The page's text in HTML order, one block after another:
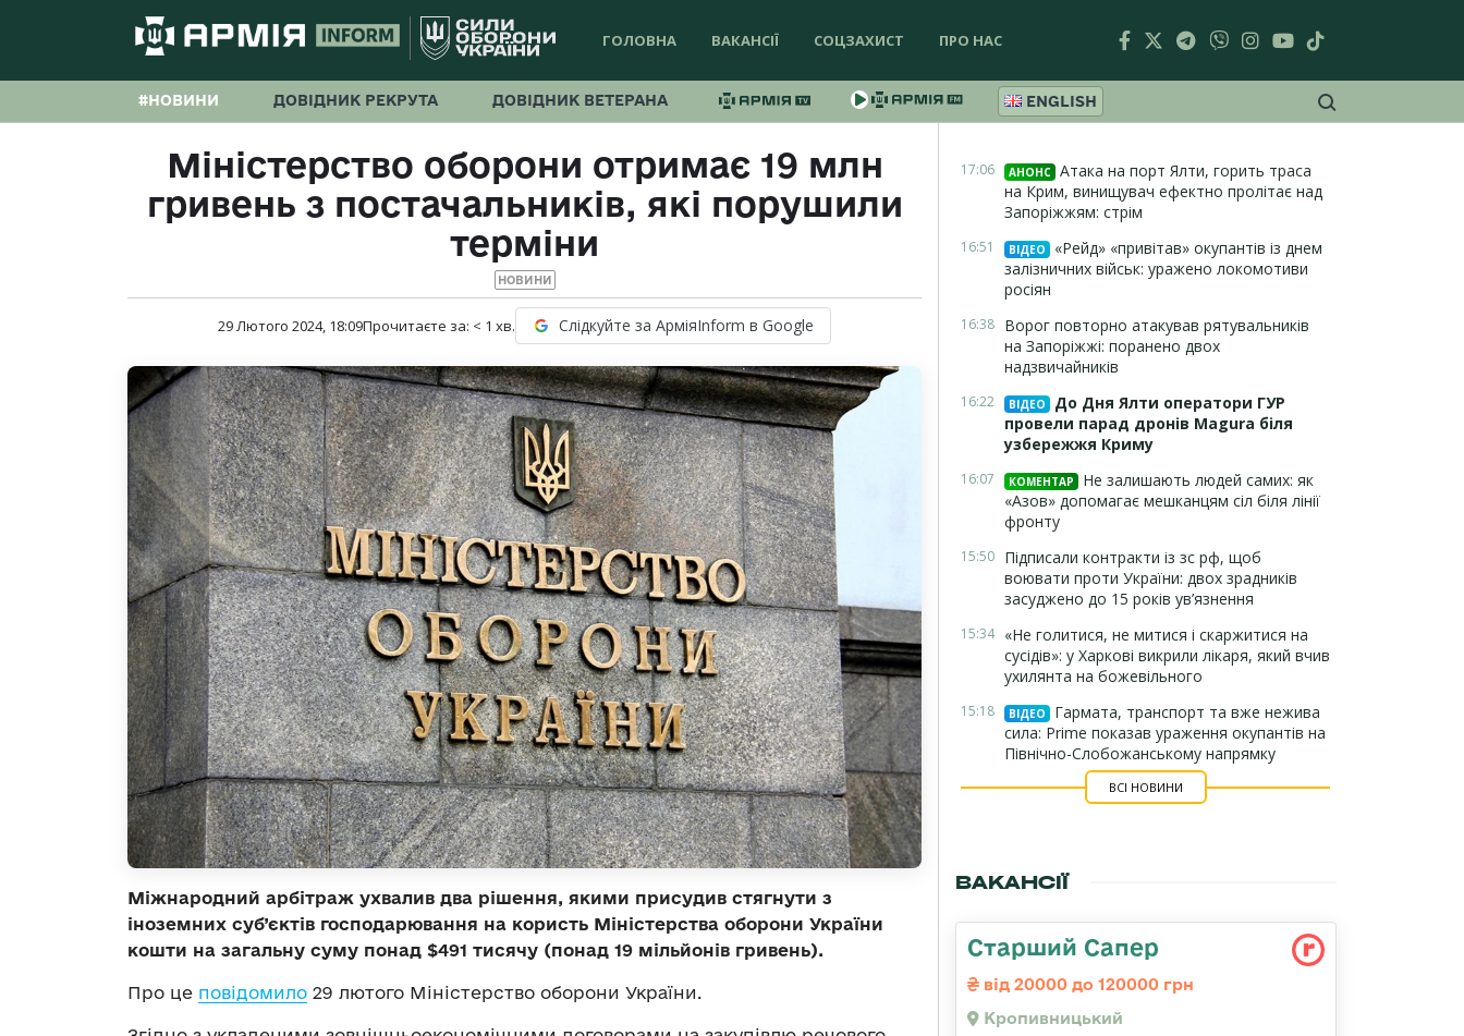
ГОЛОВНА ВАКАНСІЇ СОЦЗАХИСТ ПРО НАС
#НОВИНИ ДОВІДНИК РЕКРУТА ДОВІДНИК ВЕТЕРАНА ENGLISH
Міністерство оборони отримає 19 млн
гривень з постачальників, які порушили
терміни
НОВИНИ
29 Лютого 2024, 18:09Прочитаєте за: < 1 хв. Слідкуйте за АрміяInform в Google
Міжнародний арбітраж ухвалив два рішення, якими присудив стягнути з
іноземних суб’єктів господарювання на користь Міністерства оборони України
кошти на загальну суму понад $491 тисячу (понад 19 мільйонів гривень).
Про це повідомило 29 лютого Міністерство оборони України.
17:06 АНОНС Атака на порт Ялти, горить траса
на Крим, винищувач ефектно пролітає над
Запоріжжям: стрім
16:51 ВІДЕО
«Рейд» «привітав» окупантів із днем
залізничних військ: уражено локомотиви
росіян
16:38 Ворог повторно атакував рятувальників
на Запоріжжі: поранено двох
надзвичайників
16:22 ВІДЕО
До Дня Ялти оператори ГУР
провели парад дронів Magura біля
узбережжя Криму
16:07 КОМЕНТАР
Не залишають людей самих: як
«Азов» допомагає мешканцям сіл біля лінії
фронту
15:50 Підписали контракти із зс рф, щоб
воювати проти України: двох зрадників
засуджено до 15 років ув’язнення
15:34 «Не голитися, не митися і скаржитися на
сусідів»: у Харкові викрили лікаря, який вчив
ухилянта на божевільного
15:18 ВІДЕО
Гармата, транспорт та вже нежива
сила: Prime показав ураження окупантів на
Північно-Слобожанському напрямку
ВСІ НОВИНИ
ВАКАНСІЇ
Старший Сапер
від 20000 до 120000 грн
Кропивницький